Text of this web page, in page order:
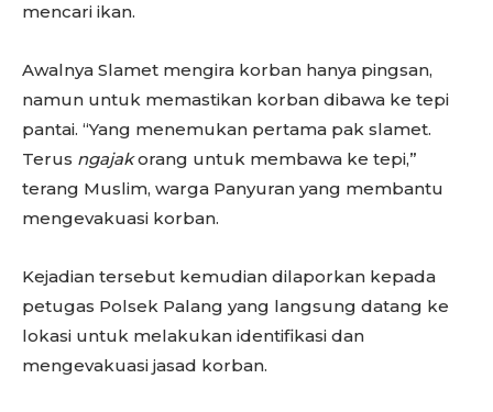
mencari ikan.
Awalnya Slamet mengira korban hanya pingsan,
namun untuk memastikan korban dibawa ke tepi
pantai. “Yang menemukan pertama pak slamet.
Terus ngajakorang untuk membawa ke tepi,”
terang Muslim, warga Panyuran yang membantu
mengevakuasi korban.
Kejadian tersebut kemudian dilaporkan kepada
petugas Polsek Palang yang langsung datang ke
lokasi untuk melakukan identifikasi dan
mengevakuasi jasad korban.